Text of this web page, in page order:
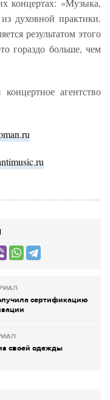
концертах: «Музыка,
духовной практики.
результатом этого
гораздо больше, чем
агентство
сертификацию
своей одежды